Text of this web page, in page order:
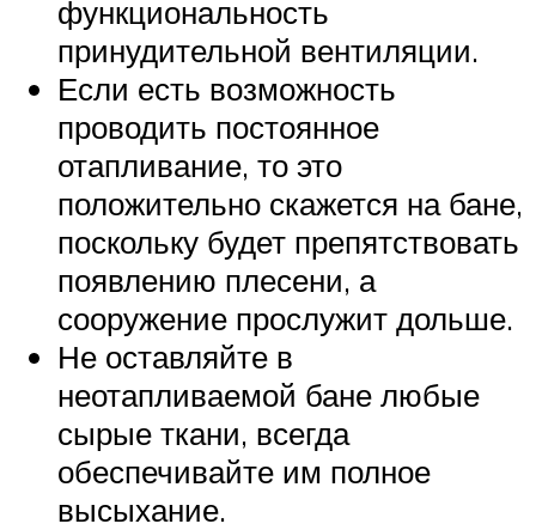
функциональность
принудительной вентиляции.
Если есть возможность
проводить постоянное
отапливание, то это
положительно скажется на бане,
поскольку будет препятствовать
появлению плесени, а
сооружение прослужит дольше.
Не оставляйте в
неотапливаемой бане любые
сырые ткани, всегда
обеспечивайте им полное
высыхание.